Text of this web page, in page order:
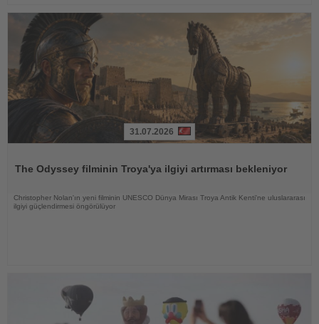
31.07.2026
The Odyssey filminin Troya'ya ilgiyi artırması bekleniyor
Christopher Nolan'ın yeni filminin UNESCO Dünya Mirası Troya Antik Kenti'ne uluslararası
ilgiyi güçlendirmesi öngörülüyor